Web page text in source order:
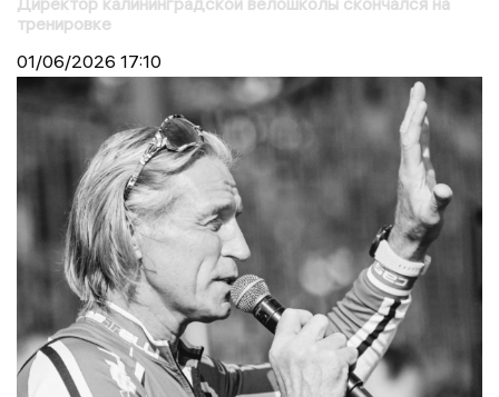
тренировке
01/06/2026 17:10